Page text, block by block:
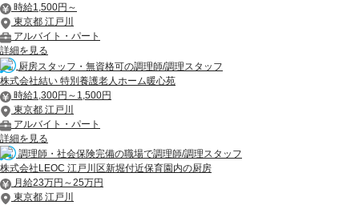
時給1,500円～
東京都 江戸川
アルバイト・パート
詳細を見る
厨房スタッフ・無資格可の調理師/調理スタッフ
株式会社結い 特別養護老人ホーム暖心苑
時給1,300円～1,500円
東京都 江戸川
アルバイト・パート
詳細を見る
調理師・社会保険完備の職場で調理師/調理スタッフ
株式会社LEOC 江戸川区新堀付近保育園内の厨房
月給23万円～25万円
東京都 江戸川